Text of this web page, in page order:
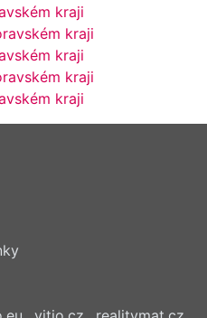
kraji
kraji
kraji
kraji
kraji